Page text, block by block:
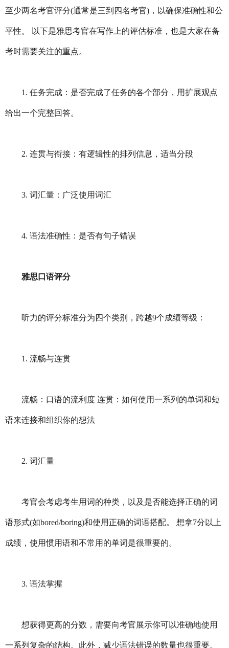
至少两名考官评分(通常是三到四名考官)，以确保准确性和公
平性。 以下是雅思考官在写作上的评估标准，也是大家在备
考时需要关注的重点。
1. 任务完成：是否完成了任务的各个部分，用扩展观点
给出一个完整回答。
2. 连贯与衔接：有逻辑性的排列信息，适当分段
3. 词汇量：广泛使用词汇
4. 语法准确性：是否有句子错误
雅思口语评分
听力的评分标准分为四个类别，跨越9个成绩等级：
1. 流畅与连贯
流畅：口语的流利度 连贯：如何使用一系列的单词和短
语来连接和组织你的想法
2. 词汇量
考官会考虑考生用词的种类，以及是否能选择正确的词
语形式(如bored/boring)和使用正确的词语搭配。 想拿7分以上
成绩，使用惯用语和不常用的单词是很重要的。
3. 语法掌握
想获得更高的分数，需要向考官展示你可以准确地使用
一系列复杂的结构。此外，减少语法错误的数量也很重要。